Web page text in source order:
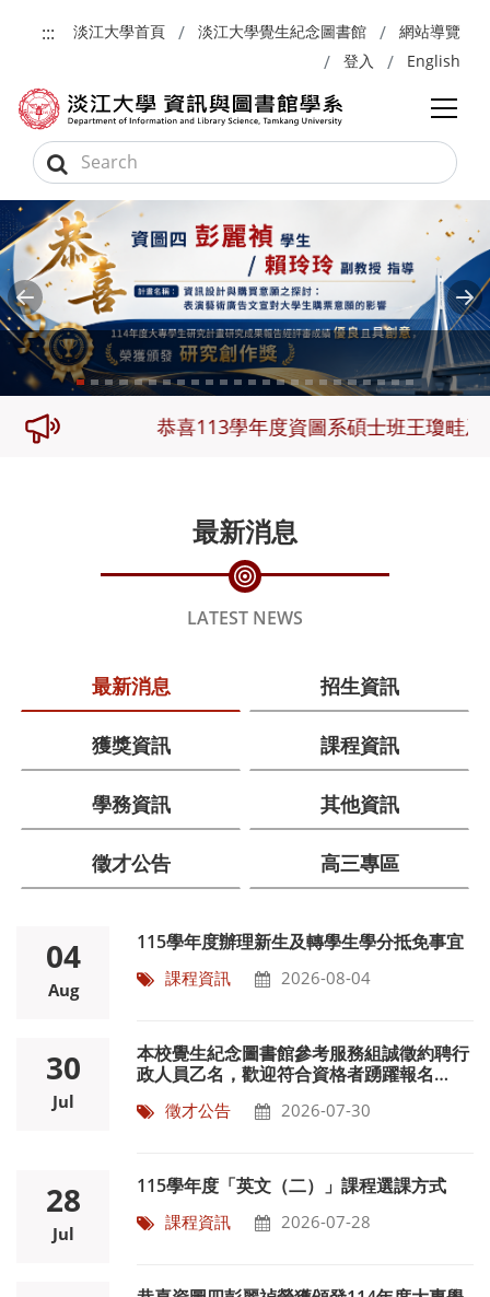
:::
淡江大學首頁 淡江大學覺生紀念圖書館
網站導覽
登入
English
Previous
恭喜113學年度資圖系碩士班王瓊畦及大
最新消息
LATEST NEWS
最新消息 招生資訊
獲獎資訊 課程資訊
學務資訊 其他資訊
徵才公告 高三專區
04
Aug
115學年度辦理新生及轉學生學分抵免事宜
課程資訊 2026-08-04
30
Jul
本校覺生紀念圖書館參考服務組誠徵約聘行
政人員乙名，歡迎符合資格者踴躍報名
~115/8/17
徵才公告 2026-07-30
28
Jul
115學年度「英文（二）」課程選課方式
課程資訊 2026-07-28